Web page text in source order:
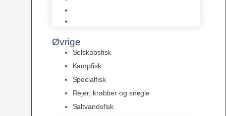
Øvrige
Selskabsfisk
Kampfisk
Specialfisk
Rejer, krabber og snegle
Saltvandsfisk